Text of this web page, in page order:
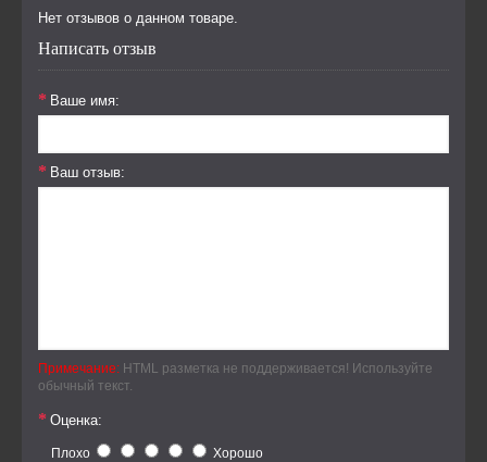
Нет отзывов о данном товаре.
Написать отзыв
Ваше имя:
Ваш отзыв:
Примечание: HTML разметка не поддерживается! Используйте
обычный текст.
Оценка:
Плохо Хорошо